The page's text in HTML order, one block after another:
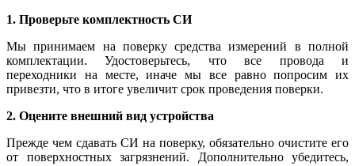
1. Проверьте комплектность СИ
Мы принимаем на поверку средства измерений в полной
комплектации. Удостоверьтесь, что все провода и
переходники на месте, иначе мы все равно попросим их
привезти, что в итоге увеличит срок проведения поверки.
2. Оцените внешний вид устройства
Прежде чем сдавать СИ на поверку, обязательно очистите его
от поверхностных загрязнений. Дополнительно убедитесь,